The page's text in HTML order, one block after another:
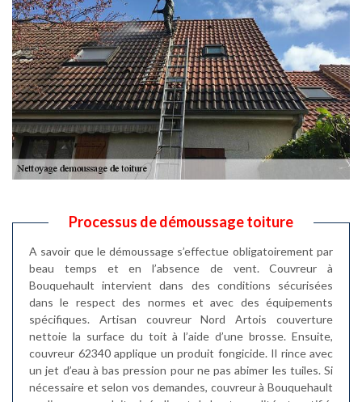
Processus de démoussage toiture
A savoir que le démoussage s’effectue obligatoirement par
beau temps et en l’absence de vent. Couvreur à
Bouquehault intervient dans des conditions sécurisées
dans le respect des normes et avec des équipements
spécifiques. Artisan couvreur Nord Artois couverture
nettoie la surface du toit à l’aide d’une brosse. Ensuite,
couvreur 62340 applique un produit fongicide. Il rince avec
un jet d’eau à bas pression pour ne pas abimer les tuiles. Si
nécessaire et selon vos demandes, couvreur à Bouquehault